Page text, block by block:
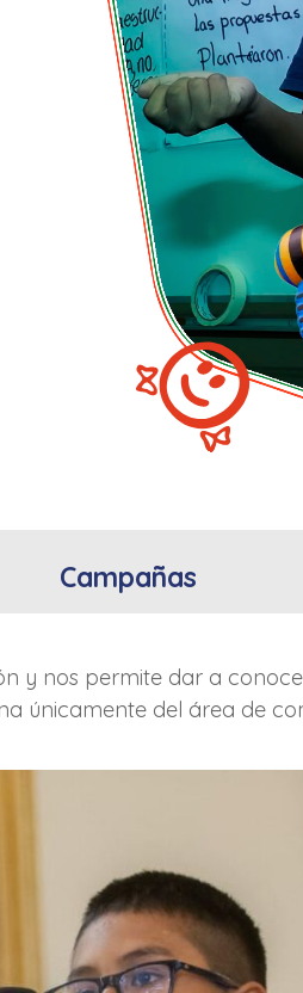
Campañas
y nos permite dar a
únicamente del área de